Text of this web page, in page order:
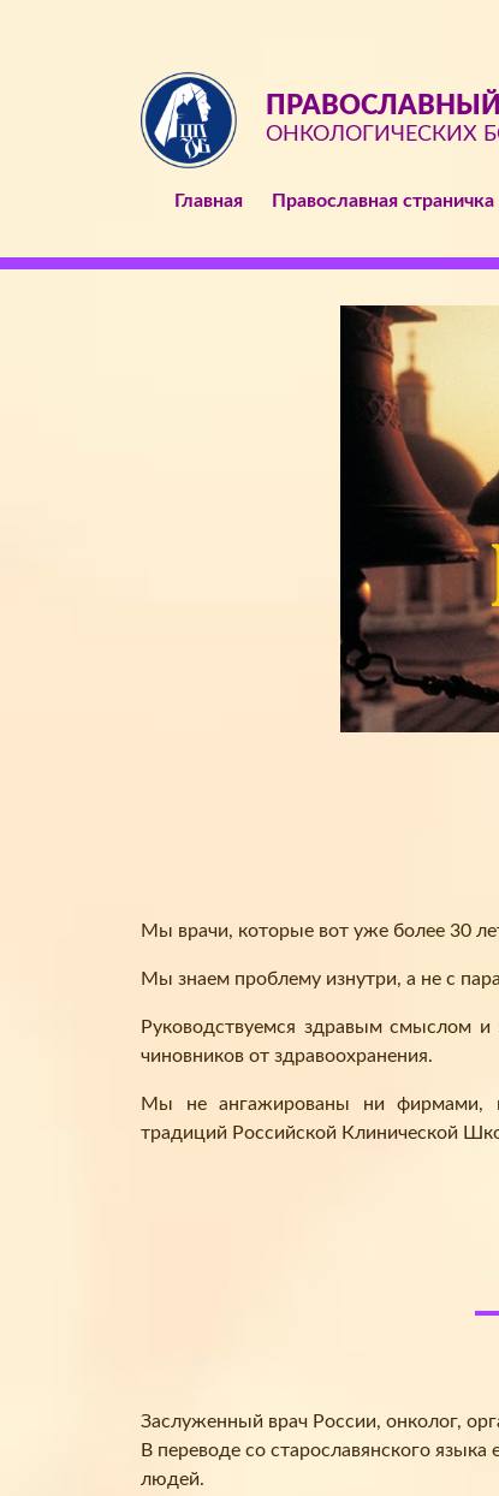
ОНКОЛОГИЧЕСКИХ
Главная Православная страничка
Мы врачи, которые вот уже более 30
Мы знаем проблему изнутри, а не с
Руководствуемся здравым смыслом
чиновников от здравоохранения.
Мы не ангажированы ни фирмами,
традиций Российской Клинической
Заслуженный врач России, онколог,
В переводе со старославянского
людей.